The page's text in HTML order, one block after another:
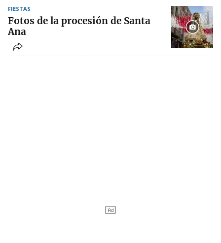
FIESTAS
Fotos de la procesión de Santa
Ana